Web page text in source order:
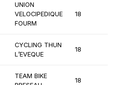
UNION
VELOCIPEDIQUE
FOURM
18
CYCLING THUN
L’EVEQUE
18
TEAM BIKE
18